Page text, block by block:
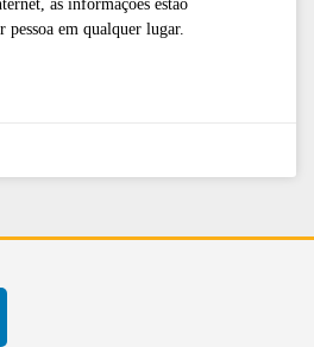
as informações estão
pessoa em qualquer lugar.